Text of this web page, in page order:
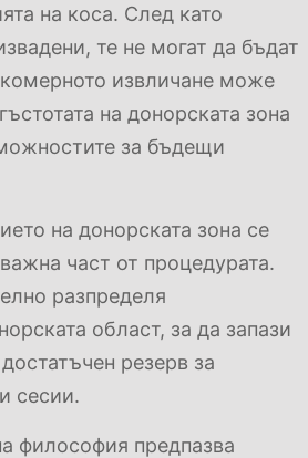
на коса. След като
те не могат да бъдат
извличане може
на донорската зона
за бъдещи
на донорската зона се
част от процедурата.
разпределя
област, за да запази
резерв за
сесии.
философия предпазва